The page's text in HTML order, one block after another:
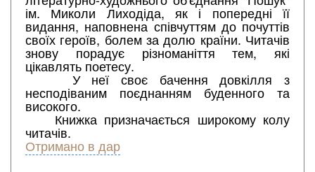
ім. Миколи Лиходіда, як і попередні її
видання, наповнена співчуттям до почуттів
своїх героїв, болем за долю країни. Читачів
знову порадує різноманіття тем, які
цікавлять поетесу.
У неї своє бачення довкілля з
несподіваним поєднанням буденного та
високого.
Книжка призначається широкому колу
читачів.
Отримано в дар